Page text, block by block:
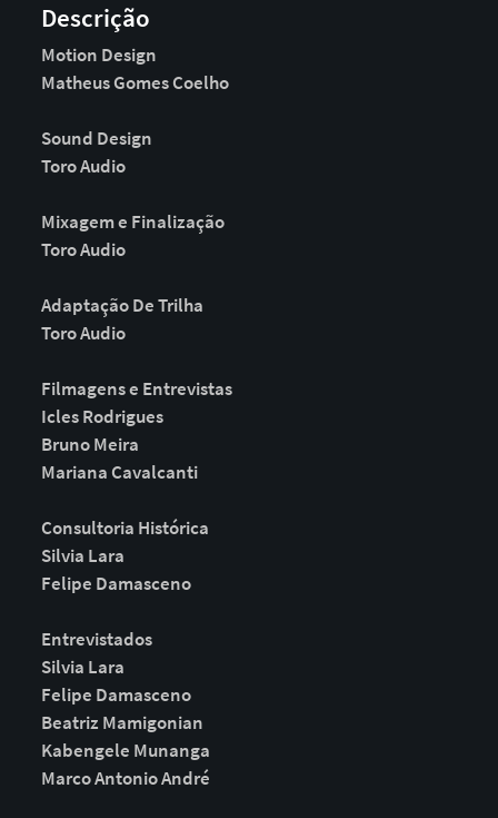
Descrição
Motion Design
Matheus Gomes Coelho
Sound Design
Toro Audio
Mixagem e Finalização
Toro Audio
Adaptação De Trilha
Toro Audio
Filmagens e Entrevistas
Icles Rodrigues
Bruno Meira
Mariana Cavalcanti
Consultoria Histórica
Silvia Lara
Felipe Damasceno
Entrevistados
Silvia Lara
Felipe Damasceno
Beatriz Mamigonian
Kabengele Munanga
Marco Antonio André